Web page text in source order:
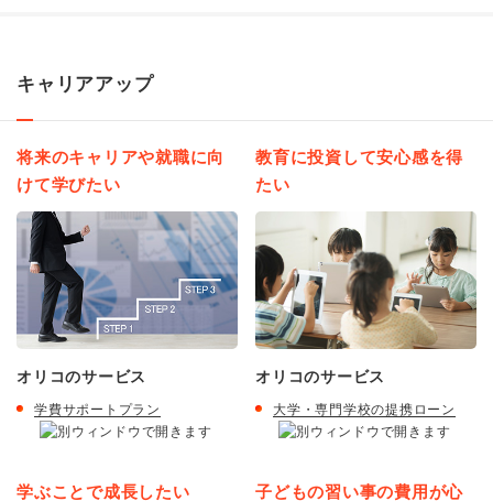
キャリアアップ
将来のキャリアや就職に向
けて学びたい
オリコのサービス
学費サポートプラン
教育に投資して安心感を得
たい
オリコのサービス
大学・専門学校の提携ローン
学ぶことで成長したい
子どもの習い事の費用が心